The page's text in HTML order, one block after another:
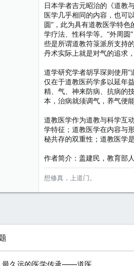
日本学者吉元昭治的《道教
医学几乎相同的内容，也可
圆”，此为具有道教医学特
学疗法、性科学等。“外周
些是所谓道教符箓派所支持
丹术实际上就是对气的追求
道学研究学者胡孚琛则使用
仅在于道教医药学多以延年
精、气、神来防病、抗病的
本，治病就须调气，养气便
道教医学作为道教与科学互
学特征；道教医学在内容与
秘共存的双重性；道教医学
作者简介：盖建民，教育部
想修真，上道门。
最久远的医学传承——道医